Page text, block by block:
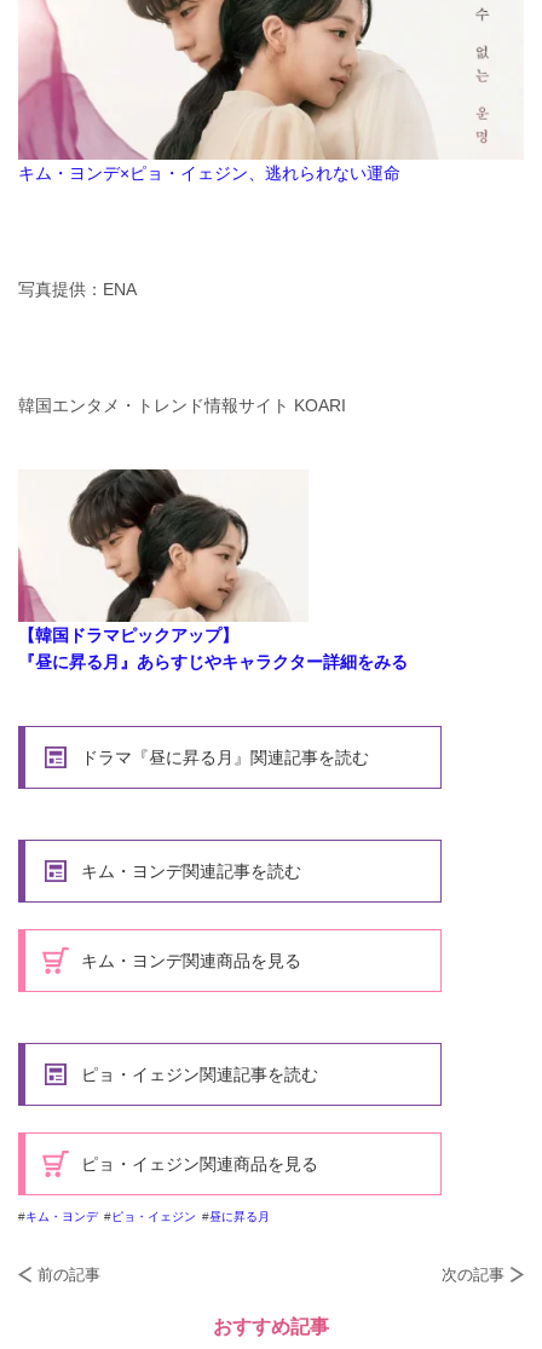
キム・ヨンデ×ピョ・イェジン、逃れられない運命
写真提供：ENA
韓国エンタメ・トレンド情報サイト KOARI
【韓国ドラマピックアップ】
『昼に昇る月』あらすじやキャラクター詳細をみる
ドラマ『昼に昇る月』関連記事を読む
キム・ヨンデ関連記事を読む
キム・ヨンデ関連商品を見る
ピョ・イェジン関連記事を読む
ピョ・イェジン関連商品を見る
キム・ヨンデ ピョ・イェジン 昼に昇る月
前の記事 次の記事
おすすめ記事